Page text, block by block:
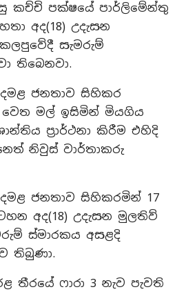
කච්චි පක්ෂයේ පාර්ලිමේන්තු
අද(18) උදැසන
සැමරුම්
තිබෙනවා.
ජනතාව සිහිකර
මල් ඉසිමින් මියගිය
ප්‍රාර්ථනා කිරීම එහිදි
නිවුස් වාර්තාකරු
ජනතාව සිහිකරමින් 17
අද(18) උදැසන මුලතිව්
ස්මාරකය අසළදි
තිබුණා.
තීරයේ ෆාරා 3 නැව පැවති